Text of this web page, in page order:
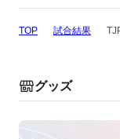
TOP 試合結果
グッズ